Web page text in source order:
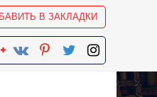
В ЗАКЛАДКИ